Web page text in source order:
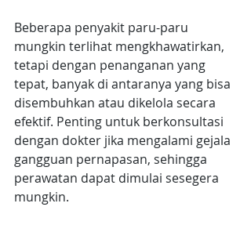
Beberapa penyakit paru-paru
mungkin terlihat mengkhawatirkan,
tetapi dengan penanganan yang
tepat, banyak di antaranya yang bisa
disembuhkan atau dikelola secara
efektif. Penting untuk berkonsultasi
dengan dokter jika mengalami gejala
gangguan pernapasan, sehingga
perawatan dapat dimulai sesegera
mungkin.